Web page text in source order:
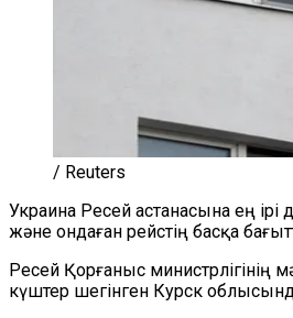
/ Reuters
Украина Ресей астанасына ең
және ондаған рейстің басқа
Ресей Қорғаныс министрлігінің
күштер шегінген Курск